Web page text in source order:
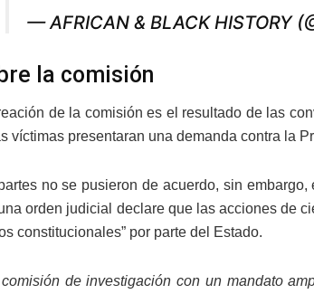
— AFRICAN & BLACK HISTORY
la comisión
de la comisión es el resultado de las
víctimas presentaran una demanda contra la
no se pusieron de acuerdo, sin
orden judicial declare que las acciones de
constitucionales” por parte del Estado.
de investigación con un mandato